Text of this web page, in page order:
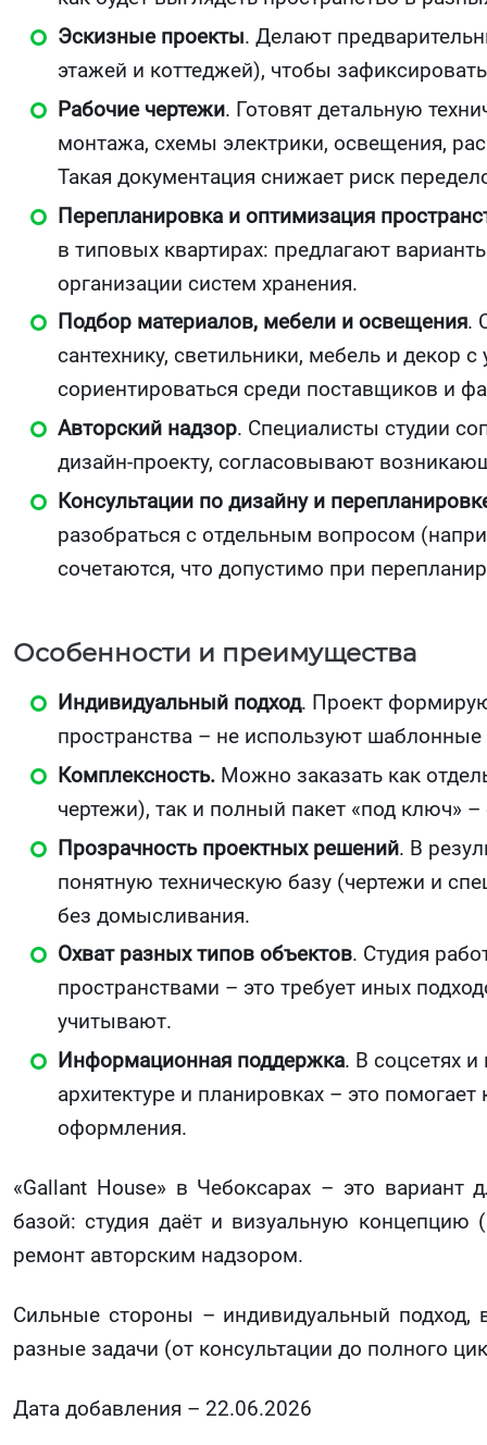
Эскизные проекты. Делают
этажей и коттеджей), чтобы
Рабочие чертежи. Готовят детальную
монтажа, схемы электрики, освещения,
Такая документация снижает риск
Перепланировка и оптимизация
в типовых квартирах: предлагают
организации систем хранения.
Подбор материалов, мебели и освещения.
сантехнику, светильники, мебель и декор
сориентироваться среди поставщиков и
Авторский надзор. Специалисты студии
дизайн‑проекту, согласовывают
Консультации по дизайну и
разобраться с отдельным вопросом
сочетаются, что допустимо при
Особенности и преимущества
Индивидуальный подход. Проект
пространства – не используют
Комплексность. Можно заказать как
чертежи), так и полный пакет «под ключ»
Прозрачность проектных решений. В
понятную техническую базу (чертежи и
без домысливания.
Охват разных типов объектов. Студия
пространствами – это требует иных
учитывают.
Информационная поддержка. В соцсетях
архитектуре и планировках – это
оформления.
«Gallant House» в Чебоксарах – это вариант
базой: студия даёт и визуальную
ремонт авторским надзором.
Сильные стороны – индивидуальный
разные задачи (от консультации до полного
Дата добавления – 22.06.2026